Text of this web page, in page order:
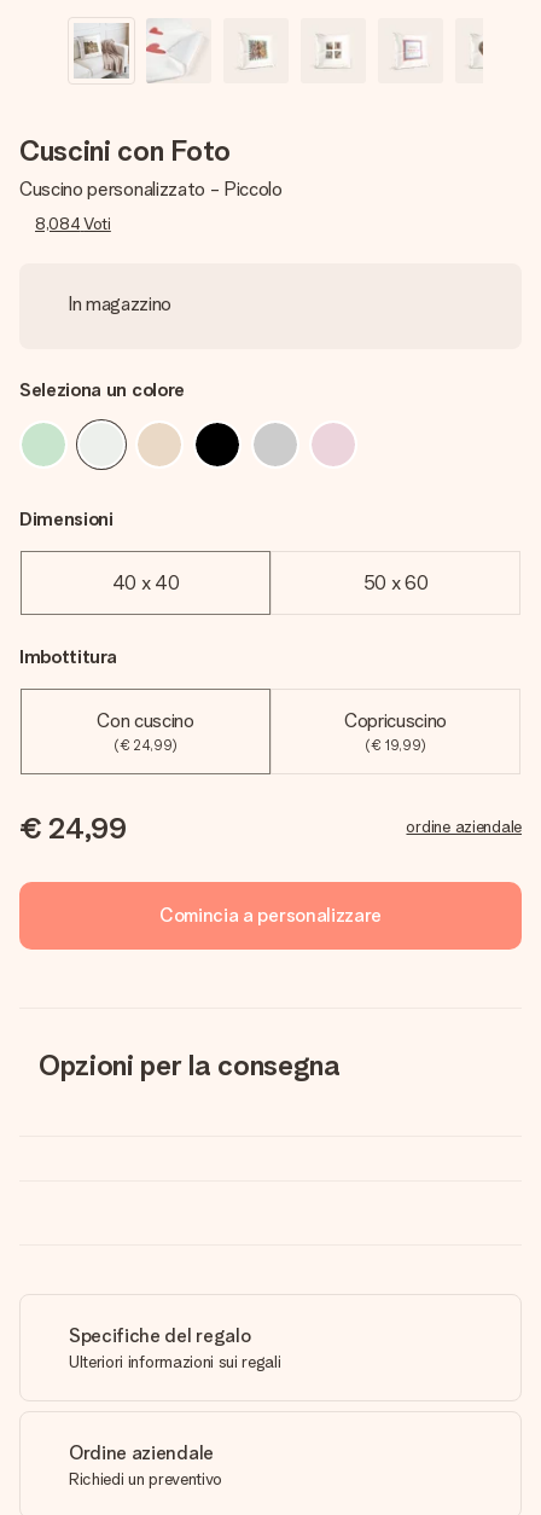
Cuscini con Foto
Cuscino personalizzato - Piccolo
8,084Voti
In magazzino
Seleziona un colore
Dimensioni
40 x 40 50 x 60
Imbottitura
Con cuscino
(€ 24,99)
Copricuscino
(€ 19,99)
€ 24,99 ordine aziendale
Comincia a personalizzare
Opzioni per la consegna
Specifiche del regalo
Ulteriori informazioni sui regali
Ordine aziendale
Richiedi un preventivo